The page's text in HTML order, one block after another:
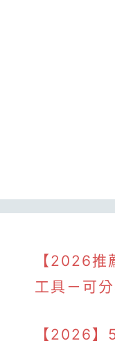
【2026推
工具－可
【2026】